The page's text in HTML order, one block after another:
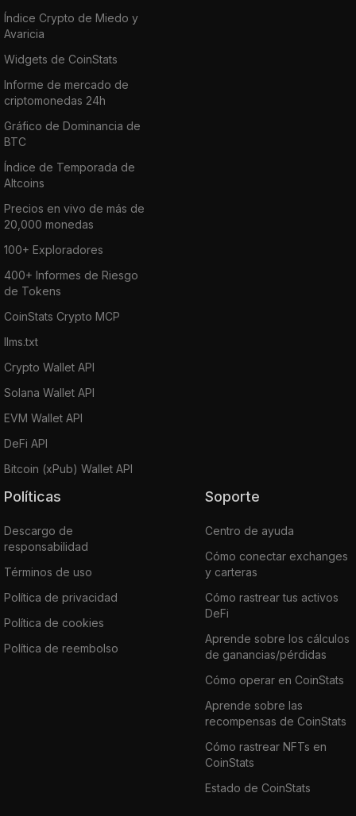
Índice Crypto de Miedo y
Avaricia
Widgets de CoinStats
Informe de mercado de
criptomonedas 24h
Gráfico de Dominancia de
BTC
Índice de Temporada de
Altcoins
Precios en vivo de más de
20,000 monedas
100+ Exploradores
400+ Informes de Riesgo
de Tokens
CoinStats Crypto MCP
llms.txt
Crypto Wallet API
Solana Wallet API
EVM Wallet API
DeFi API
Bitcoin (xPub) Wallet API
Políticas
Descargo de
responsabilidad
Términos de uso
Política de privacidad
Política de cookies
Política de reembolso
Soporte
Centro de ayuda
Cómo conectar exchanges
y carteras
Cómo rastrear tus activos
DeFi
Aprende sobre los cálculos
de ganancias/pérdidas
Cómo operar en CoinStats
Aprende sobre las
recompensas de CoinStats
Cómo rastrear NFTs en
CoinStats
Estado de CoinStats